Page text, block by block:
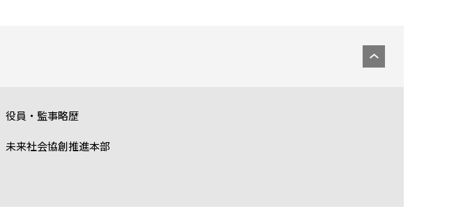
役員・監事略歴
未来社会協創推進本部